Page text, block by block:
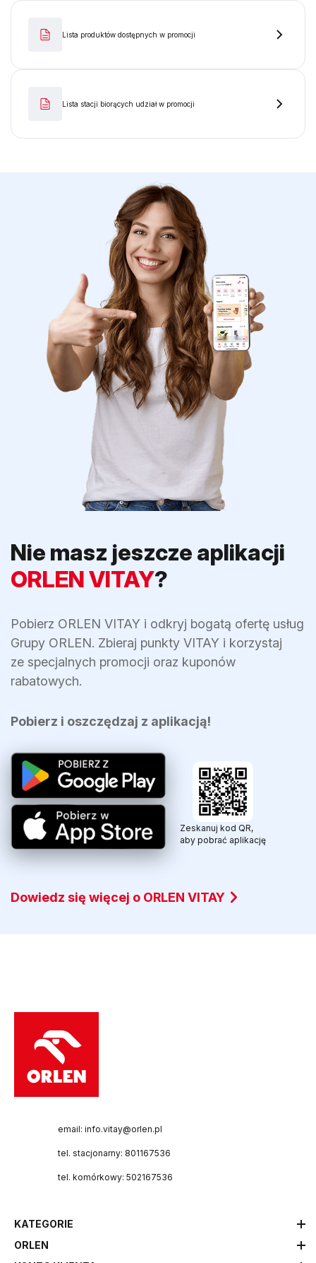
Lista produktów dostępnych w promocji
Lista stacji biorących udział w promocji
Nie masz jeszcze aplikacji
ORLEN VITAY?
Pobierz ORLEN VITAY i odkryj bogatą ofertę usług
Grupy ORLEN. Zbieraj punkty VITAY i korzystaj
ze specjalnych promocji oraz kuponów
rabatowych.
Pobierz i oszczędzaj z aplikacją!
Zeskanuj kod QR,
aby pobrać aplikację
Dowiedz się więcej o ORLEN VITAY
email: info.vitay@orlen.pl
tel. stacjonarny: 801167536
tel. komórkowy: 502167536
KATEGORIE
ORLEN